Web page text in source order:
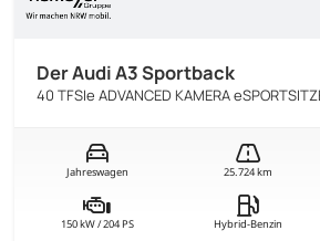
Der Audi A3 Sportback
40 TFSIe ADVANCED KAMERA
Jahreswagen 25.724 km
150 kW / 204 PS Hybrid-Benzin